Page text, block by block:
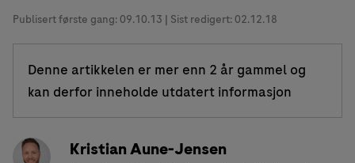
Publisert første gang: 09.10.13 | Sist redigert: 02.12.18
Denne artikkelen er mer enn 2 år gammel og
kan derfor inneholde utdatert informasjon
Kristian Aune-Jensen